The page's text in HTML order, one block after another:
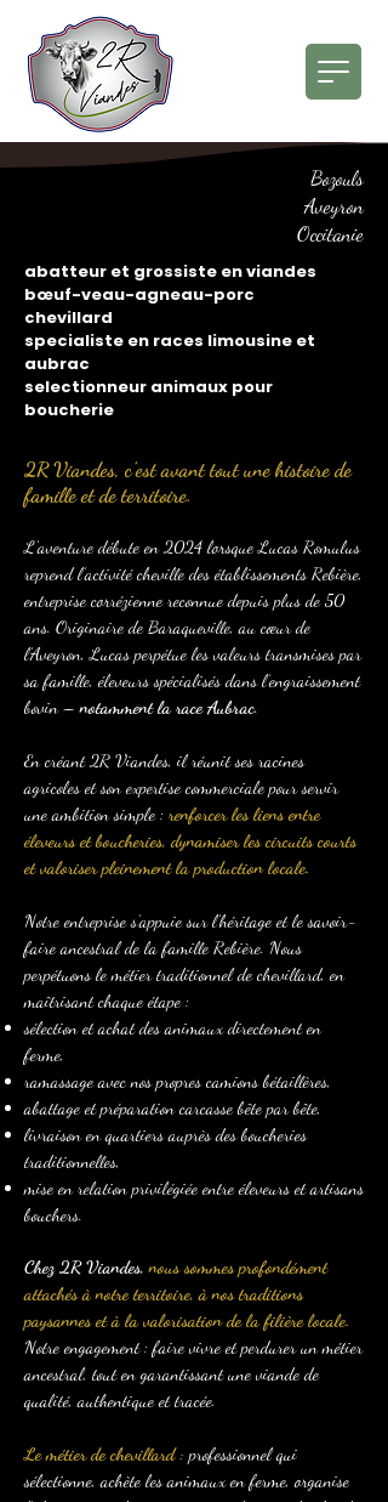
Bozouls
Aveyron
Occitanie
abatteur et grossiste en viandes
bœuf-veau-agneau-porc
chevillard
specialiste en races limousine et
aubrac
selectionneur animaux pour
boucherie
2R Viandes, c’est avant tout une histoire de
famille et de territoire.
L’aventure débute en 2024 lorsque Lucas Romulus
reprend l’activité cheville des établissements Rebière,
entreprise corrézienne reconnue depuis plus de 50
ans. Originaire de Baraqueville, au cœur de
l’Aveyron, Lucas perpétue les valeurs transmises par
sa famille, éleveurs spécialisés dans l’engraissement
bovin –notamment la race Aubrac.
En créant 2R Viandes, il réunit ses racines
agricoles et son expertise commerciale pour servir
une ambition simple : renforcer les liens entre
éleveurs et boucheries, dynamiser les circuits courts
et valoriser pleinement la production locale.
Notre entreprise s’appuie sur l’héritage et le savoir-
faire ancestral de la famille Rebière. Nous
perpétuons le métier traditionnel de chevillard, en
maîtrisant chaque étape :
sélection et achat des animaux directement en
ferme,
ramassage avec nos propres camions bétaillères,
abattage et préparation carcasse bête par bête,
livraison en quartiers auprès des boucheries
traditionnelles,
mise en relation privilégiée entre éleveurs et artisans
bouchers.
Chez 2R Viandes,nous sommes profondément
attachés à notre territoire, à nos traditions
paysannes et à la valorisation de la filière locale.
Notre engagement : faire vivre et perdurer un métier
ancestral, tout en garantissant une viande de
qualité, authentique et tracée.
Le métier de chevillard : professionnel qui
sélectionne, achète les animaux en ferme, organise